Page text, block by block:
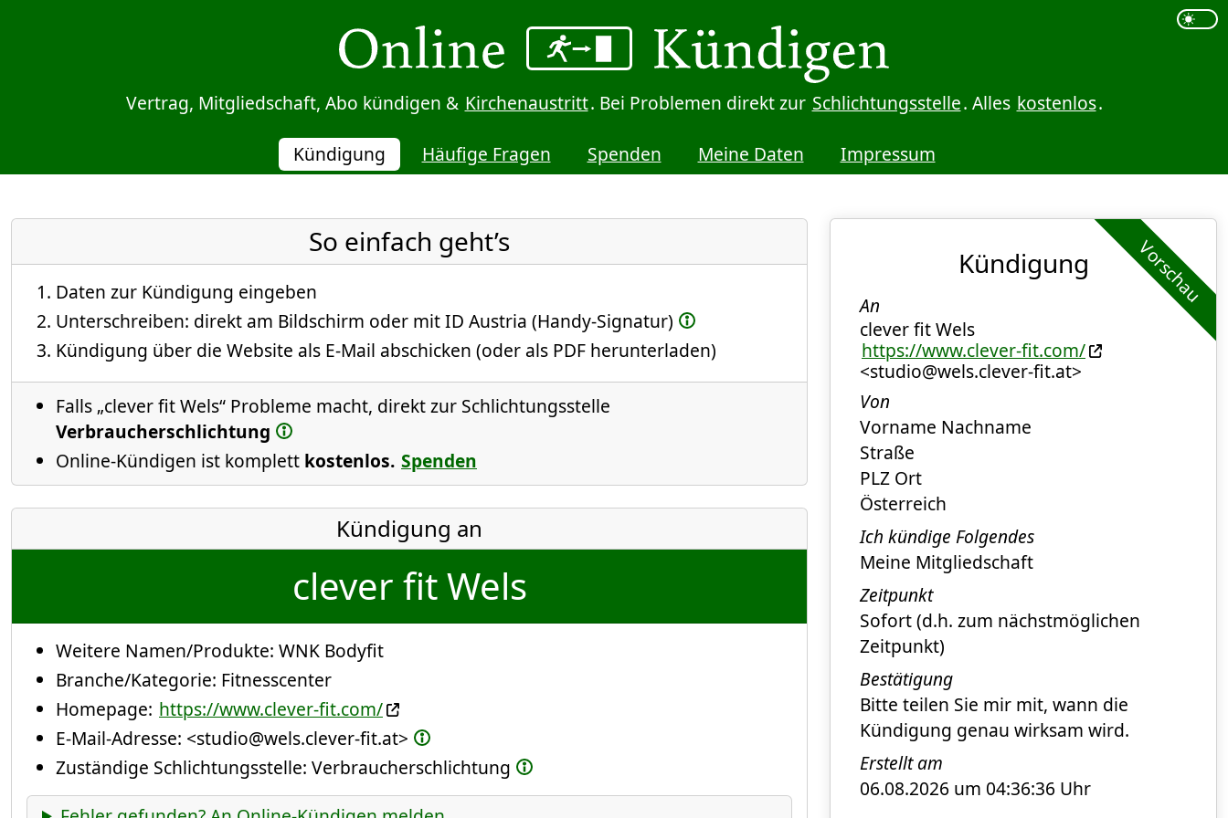
Vertrag, Mitgliedschaft, Abo kündigen & Kirchenaustritt. Bei Problemen direkt zur Schlichtungsstelle. Alles kostenlos.
Kündigung Häufige Fragen Spenden Meine Daten Impressum
So einfach geht’s
Daten zur Kündigung eingeben
Unterschreiben: direkt am Bildschirm oder mit ID Austria (Handy-Signatur)
Kündigung über die Website als E-Mail abschicken (oder als PDF herunterladen)
Falls „clever fit Wels“ Probleme macht, direkt zur Schlichtungsstelle
Verbraucherschlichtung
Online-Kündigen ist komplett kostenlos. Spenden
Kündigung an
clever fit Wels
Weitere Namen/Produkte: WNK Bodyfit
Branche/Kategorie: Fitnesscenter
Homepage: https://www.clever-fit.com/
E-Mail-Adresse: <studio@wels.clever-fit.at>
Zuständige Schlichtungsstelle: Verbraucherschlichtung
Vorschau
Kündigung
An
clever fit Wels
https://www.clever-fit.com/
<studio@wels.clever-fit.at>
Von
Vorname Nachname
Straße
PLZ Ort
Österreich
Ich kündige Folgendes
Meine Mitgliedschaft
Zeitpunkt
Sofort (d.h. zum nächstmöglichen
Zeitpunkt)
Bestätigung
Bitte teilen Sie mir mit, wann die
Kündigung genau wirksam wird.
Erstellt am
06.08.2026 um 04:36:36 Uhr